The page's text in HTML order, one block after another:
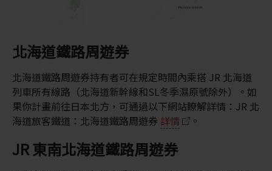
北海道鐵路周遊券
北海道鐵路周遊券持有者可在規定時間內乘搭 JR 北海道
列車所有線路（北海道新幹線和SL冬季濕原號除外）。如
果你計畫前往日本北方，可通過以下網站瞭解詳情：JR 北
海道旅客鐵道：北海道鐵路周遊券 詳情 。
JR 東南北海道鐵路周遊券